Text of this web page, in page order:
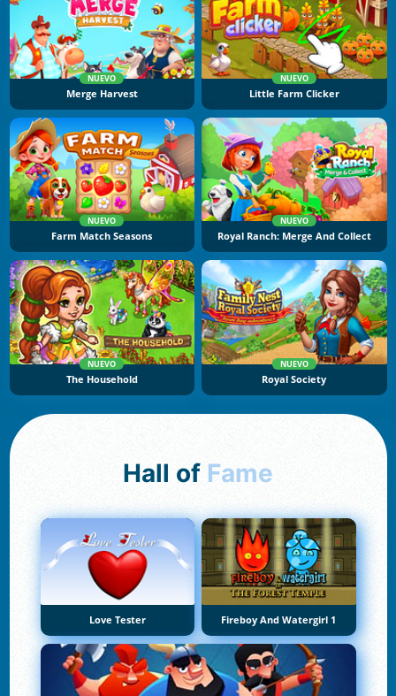
NUEVO
Merge Harvest
NUEVO
Little Farm Clicker
NUEVO
Farm Match Seasons
NUEVO
Royal Ranch: Merge And Collect
NUEVO
The Household
NUEVO
Royal Society
Hall of Fame
Love Tester Fireboy And Watergirl 1